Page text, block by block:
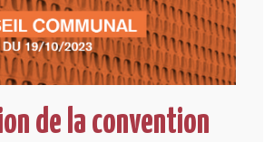
de la convention